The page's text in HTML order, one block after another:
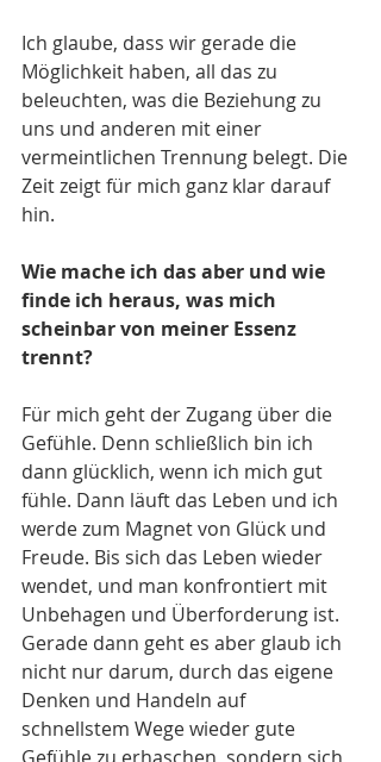
Ich glaube, dass wir gerade die
Möglichkeit haben, all das zu
beleuchten, was die Beziehung zu
uns und anderen mit einer
vermeintlichen Trennung belegt. Die
Zeit zeigt für mich ganz klar darauf
hin.
Wie mache ich das aber und wie
finde ich heraus, was mich
scheinbar von meiner Essenz
trennt?
Für mich geht der Zugang über die
Gefühle. Denn schließlich bin ich
dann glücklich, wenn ich mich gut
fühle. Dann läuft das Leben und ich
werde zum Magnet von Glück und
Freude. Bis sich das Leben wieder
wendet, und man konfrontiert mit
Unbehagen und Überforderung ist.
Gerade dann geht es aber glaub ich
nicht nur darum, durch das eigene
Denken und Handeln auf
schnellstem Wege wieder gute